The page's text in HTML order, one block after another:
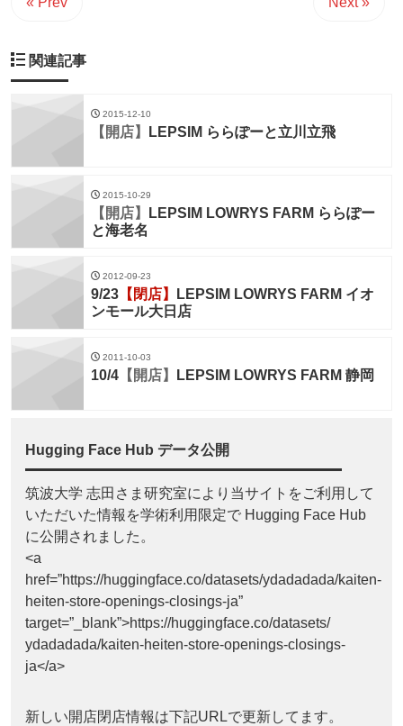
関連記事
2015-12-10
【開店】 LEPSIM ららぽーと立川立飛
2015-10-29
【開店】
LEPSIM LOWRYS FARM ららぽー
と海老名
2012-09-23
9/23 【閉店】
LEPSIM LOWRYS FARM イオ
ンモール大日店
2011-10-03
10/4 【開店】 LEPSIM LOWRYS FARM 静岡
Hugging Face Hub データ公開
筑波大学 志田さま研究室により当サイトをご利用して
いただいた情報を学術利用限定で Hugging Face Hub
に公開されました。
<a
href=”https://huggingface.co/datasets/ydadadada/kaiten-
heiten-store-openings-closings-ja”
target=”_blank”>https://huggingface.co/datasets/
ydadadada/kaiten-heiten-store-openings-closings-
ja</a>
新しい開店閉店情報は下記URLで更新してます。